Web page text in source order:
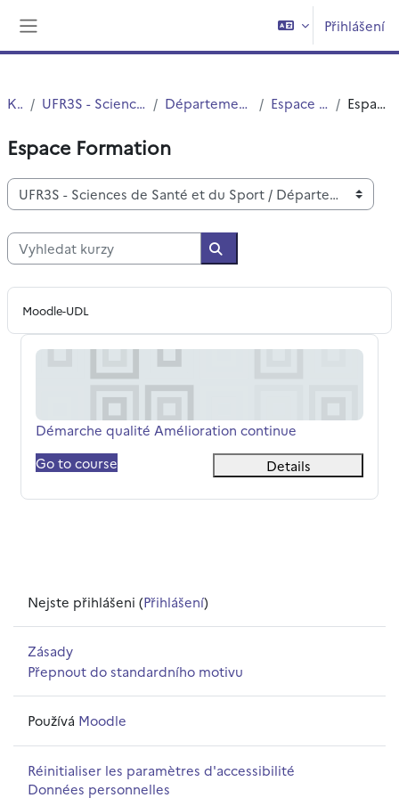
Přihlášení
Kurzy UFR3S - Sciences de Santé et du Sport Département UFR3S - Pharmacie Espace Administration Espace Formation
Espace Formation
Kategorie kurzů
Vyhledat kurzy
Vyhledat kurzy
Moodle-UDL
Démarche qualité Amélioration continue
Název kurzu
Démarche qualité Amélioration continue
Go to course
Details
Nejste přihlášeni (Přihlášení)
Zásady
Přepnout do standardního motivu
Používá Moodle
Réinitialiser les paramètres d'accessibilité
Données personnelles